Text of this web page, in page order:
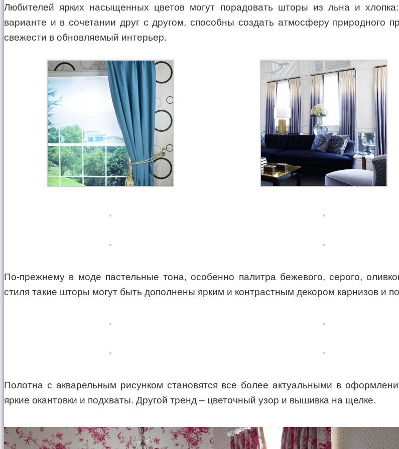
Любителей ярких насыщенных цветов могут порадовать шторы из льна и
варианте и в сочетании друг с другом, способны создать атмосферу природного
свежести в обновляемый интерьер.
По-прежнему в моде пастельные тона, особенно палитра бежевого, серого,
стиля такие шторы могут быть дополнены ярким и контрастным декором карнизов и
Полотна с акварельным рисунком становятся все более актуальными в
яркие окантовки и подхваты. Другой тренд – цветочный узор и вышивка на щелке.